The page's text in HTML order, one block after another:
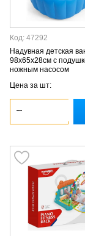
Код: 47292
Надувная детская
98x65x28см с
ножным насосом
Цена за шт: